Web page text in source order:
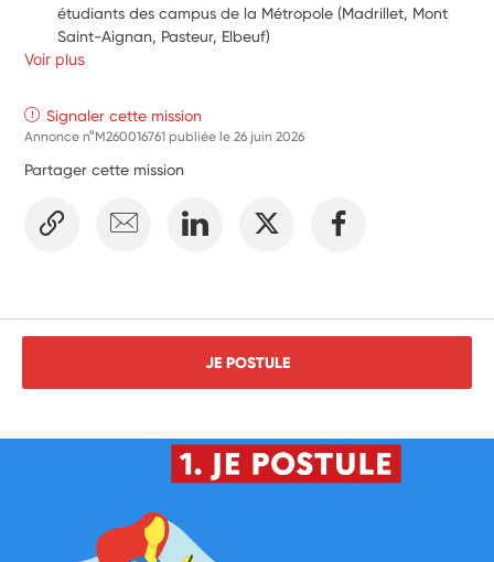
étudiants des campus de la Métropole (Madrillet, Mont
Saint-Aignan, Pasteur, Elbeuf)
Rompre l'isolement
Faire le lien entre les bénéficiaires et les bénévoles de
l'association.
Voir plus
Signaler cette mission
Annonce n°M260016761 publiée le26 juin 2026
Partager cette mission
JE POSTULE